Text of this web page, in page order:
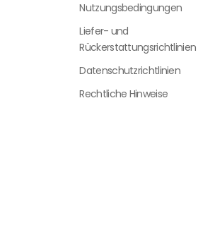
Nutzungsbedingungen
Liefer- und
Rückerstattungsrichtlinien
Datenschutzrichtlinien
Rechtliche Hinweise